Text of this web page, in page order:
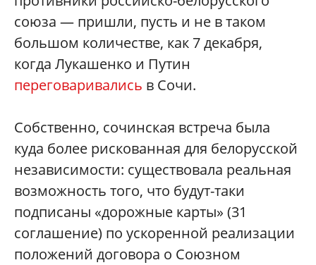
союза — пришли, пусть и не в таком
большом количестве, как 7 декабря,
когда Лукашенко и Путин
переговаривались в Сочи.
Собственно, сочинская встреча была
куда более рискованная для белорусской
независимости: существовала реальная
возможность того, что будут-таки
подписаны «дорожные карты» (31
соглашение) по ускоренной реализации
положений договора о Союзном